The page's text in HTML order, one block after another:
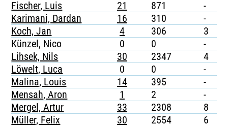
Fischer, Luis
21 871 -
Karimani, Dardan
16 310 -
Koch, Jan
4 306 3
Künzel, Nico
0 0 -
Lihsek, Nils
30 2347 4
Löwelt, Luca
0 0 -
Malina, Louis
14 395 -
Mensah, Aron
1 2 -
Mergel, Artur
33 2308 8
Müller, Felix
30 2554 6